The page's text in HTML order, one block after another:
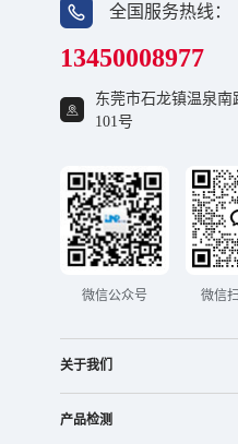
全国服务热线：
13450008977
东莞市石龙镇温泉南
101号
微信公众号 微信
关于我们
产品检测